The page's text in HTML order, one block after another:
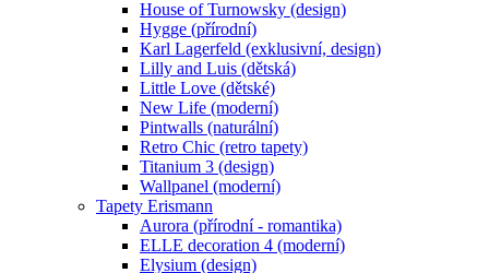
House of Turnowsky (design)
Hygge (přírodní)
Karl Lagerfeld (exklusivní, design)
Lilly and Luis (dětská)
Little Love (dětské)
New Life (moderní)
Pintwalls (naturální)
Retro Chic (retro tapety)
Titanium 3 (design)
Wallpanel (moderní)
Tapety Erismann
Aurora (přírodní - romantika)
ELLE decoration 4 (moderní)
Elysium (design)